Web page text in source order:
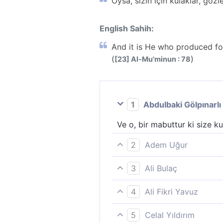
English Sahih:
And it is He who produced
([23] Al-Mu'minun : 78)
1
Abdulbaki Gölpınarlı
Ve o, bir mabuttur ki size
2
Adem Uğur
O, sizin için kulakları,
3
Ali Bulaç
O, sizin için kulakları,
4
Ali Fikri Yavuz
Halbuki size, o kulakları, o
5
Celal Yıldırım